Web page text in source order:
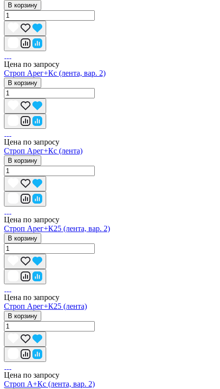
В корзину
Цена по запросу
Строп Арег+Кс (лента, вар. 2)
В корзину
Цена по запросу
Строп Арег+Кс (лента)
В корзину
Цена по запросу
Строп Арег+К25 (лента, вар. 2)
В корзину
Цена по запросу
Строп Арег+К25 (лента)
В корзину
Цена по запросу
Строп А+Кс (лента, вар. 2)